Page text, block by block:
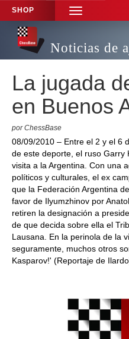
SHOP
TOGGLE
NAVIGATION
Noticias de
La jugada
en Buenos
por ChessBase
08/09/2010 – Entre el 2 y el 6
de este deporte, el ruso Garry
visita a la Argentina. Con una
políticos y culturales, el ex
que la Federación Argentina
favor de Ilyumzhinov por
retiren la designación a
de que decida sobre ella el
Lausana. En la perinola de la
seguramente, muchos otros
Kasparov!' (Reportaje de